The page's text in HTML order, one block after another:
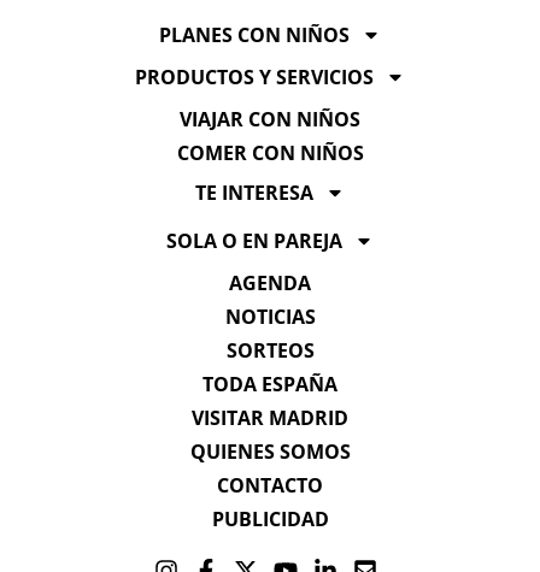
PLANES CON NIÑOS
PRODUCTOS Y SERVICIOS
VIAJAR CON NIÑOS
COMER CON NIÑOS
TE INTERESA
SOLA O EN PAREJA
AGENDA
NOTICIAS
SORTEOS
TODA ESPAÑA
VISITAR MADRID
QUIENES SOMOS
CONTACTO
PUBLICIDAD